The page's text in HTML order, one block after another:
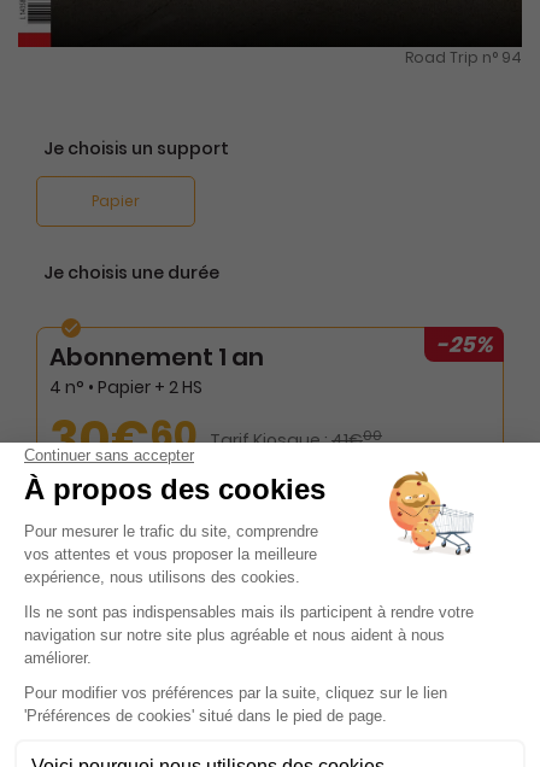
Road Trip n° 94
Je choisis un support
Papier
Je choisis une durée
-25%
Abonnement 1 an
4 n° • Papier + 2 HS
30€60 Tarif Kiosque :41€00
Tarif France métropolitaine
Renouvellement à date d’anniversaire
-37%
Abonnement 2 ans
8 n° • Papier + 4 HS
52€20
Tarif France métropolitaine
Renouvellement à date d’anniversaire